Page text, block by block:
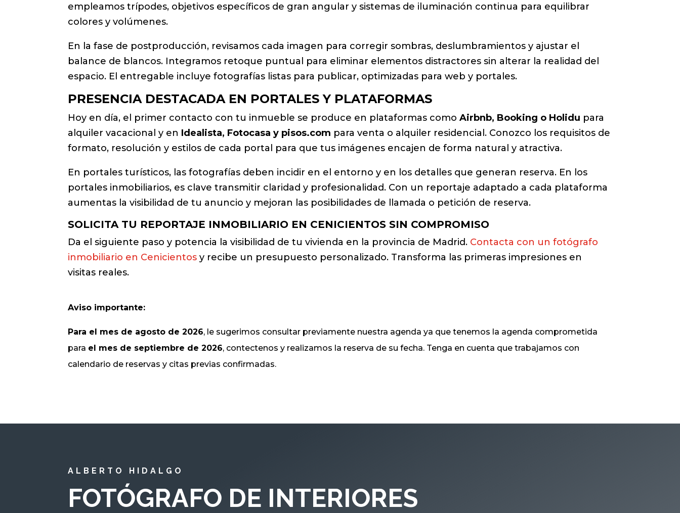
empleamos trípodes, objetivos específicos de gran angular y sistemas de iluminación continua para equilibrar
colores y volúmenes.
En la fase de postproducción, revisamos cada imagen para corregir sombras, deslumbramientos y ajustar el
balance de blancos. Integramos retoque puntual para eliminar elementos distractores sin alterar la realidad del
espacio. El entregable incluye fotografías listas para publicar, optimizadas para web y portales.
PRESENCIA DESTACADA EN PORTALES Y PLATAFORMAS
Hoy en día, el primer contacto con tu inmueble se produce en plataformas comoAirbnb, Booking o Holidu para
alquiler vacacional y en Idealista, Fotocasa y pisos.com para venta o alquiler residencial. Conozco los requisitos de
formato, resolución y estilos de cada portal para que tus imágenes encajen de forma natural y atractiva.
En portales turísticos, las fotografías deben incidir en el entorno y en los detalles que generan reserva. En los
portales inmobiliarios, es clave transmitir claridad y profesionalidad. Con un reportaje adaptado a cada plataforma
aumentas la visibilidad de tu anuncio y mejoran las posibilidades de llamada o petición de reserva.
SOLICITA TU REPORTAJE INMOBILIARIO EN CENICIENTOS SIN COMPROMISO
Da el siguiente paso y potencia la visibilidad de tu vivienda en la provincia de Madrid. Contacta con un fotógrafo
inmobiliario en Cenicientos y recibe un presupuesto personalizado. Transforma las primeras impresiones en
visitas reales.
Aviso importante:
Para el mes de agosto de 2026, le sugerimos consultar previamente nuestra agenda ya que tenemos la agenda comprometida
para el mes de septiembre de 2026, contectenos y realizamos la reserva de su fecha. Tenga en cuenta que trabajamos con
calendario de reservas y citas previas confirmadas.
ALBERTO HIDALGO
FOTÓGRAFO DE INTERIORES